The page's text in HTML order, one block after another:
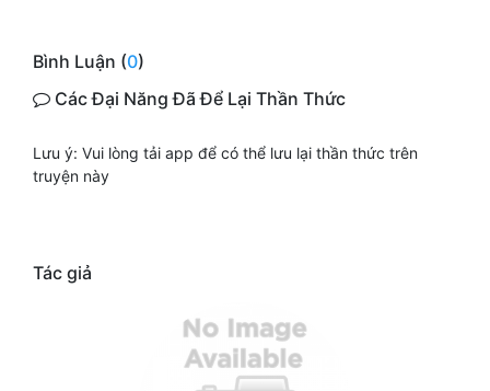
Bình Luận (0)
Các Đại Năng Đã Để Lại Thần Thức
Lưu ý: Vui lòng tải app để có thể lưu lại thần thức trên
truyện này
Tác giả